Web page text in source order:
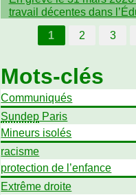
travail décentes dans
1
2 3
Mots-clés
Communiqués
Sundep Paris
Mineurs isolés
racisme
protection de l’enfance
Extrême droite